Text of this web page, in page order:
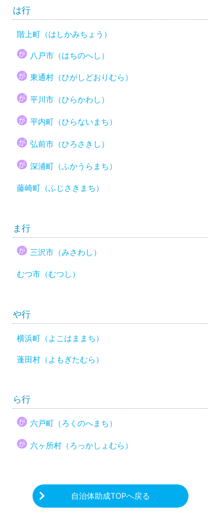
は行
階上町（はしかみちょう）
八戸市（はちのへし）
東通村（ひがしどおりむら）
平川市（ひらかわし）
平内町（ひらないまち）
弘前市（ひろさきし）
深浦町（ふかうらまち）
藤崎町（ふじさきまち）
ま行
三沢市（みさわし）
むつ市（むつし）
や行
横浜町（よこはままち）
蓬田村（よもぎたむら）
ら行
六戸町（ろくのへまち）
六ヶ所村（ろっかしょむら）
自治体助成TOPへ戻る